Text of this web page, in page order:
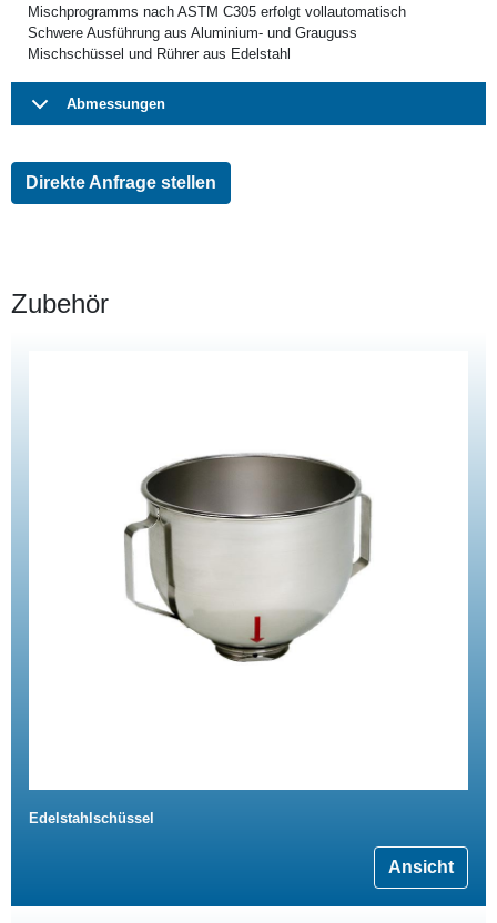
Mischprogramms nach ASTM C305 erfolgt vollautomatisch
Schwere Ausführung aus Aluminium- und Grauguss
Mischschüssel und Rührer aus Edelstahl
Abmessungen
Direkte Anfrage stellen
Zubehör
Edelstahlschüssel
Ansicht